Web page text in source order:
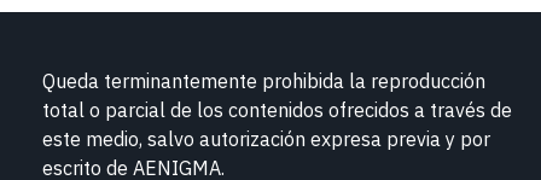
Queda terminantemente prohibida la reproducción
total o parcial de los contenidos ofrecidos a través de
este medio, salvo autorización expresa previa y por
escrito de AENIGMA.